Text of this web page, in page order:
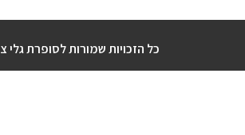
כל הזכויות שמורות לסופרת גלי צבי ויס